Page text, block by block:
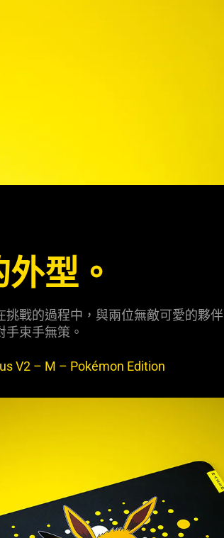
型。
戰的過程中，與兩位無敵可愛的夥伴
束手無策。
V2 – M – Pokémon Edition